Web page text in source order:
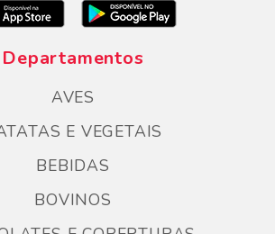
Departamentos
AVES
E VEGETAIS
BEBIDAS
BOVINOS